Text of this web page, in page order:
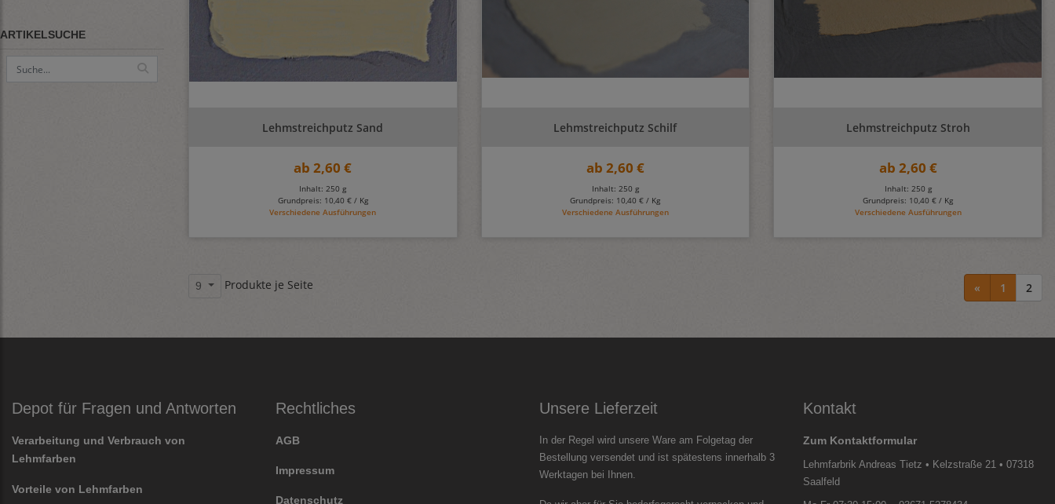
ARTIKELSUCHE
Lehmstreichputz Sand
ab 2,60 €
Inhalt: 250 g
Grundpreis: 10,40 € / Kg
Verschiedene Ausführungen
Lehmstreichputz Schilf
ab 2,60 €
Inhalt: 250 g
Grundpreis: 10,40 € / Kg
Verschiedene Ausführungen
Lehmstreichputz Stroh
ab 2,60 €
Inhalt: 250 g
Grundpreis: 10,40 € / Kg
Verschiedene Ausführungen
9 Produkte je Seite « 1 2
Depot für Fragen und Antworten
Verarbeitung und Verbrauch von
Lehmfarben
Vorteile von Lehmfarben
Rechtliches
AGB
Impressum
Datenschutz
Unsere Lieferzeit
In der Regel wird unsere Ware am Folgetag der
Bestellung versendet und ist spätestens innerhalb 3
Werktagen bei Ihnen.
Kontakt
Zum Kontaktformular
Lehmfarbrik Andreas Tietz • Kelzstraße 21 • 07318
Saalfeld